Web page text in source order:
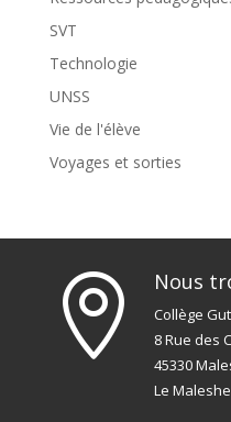
SVT
Technologie
UNSS
Vie de l'élève
Voyages et sorties
 Nous
Collège
8 Rue des
45330
Le